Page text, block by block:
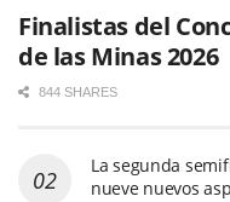
Finalistas del
de las Minas 2026
844 SHARES
La segunda
nueve nuevos